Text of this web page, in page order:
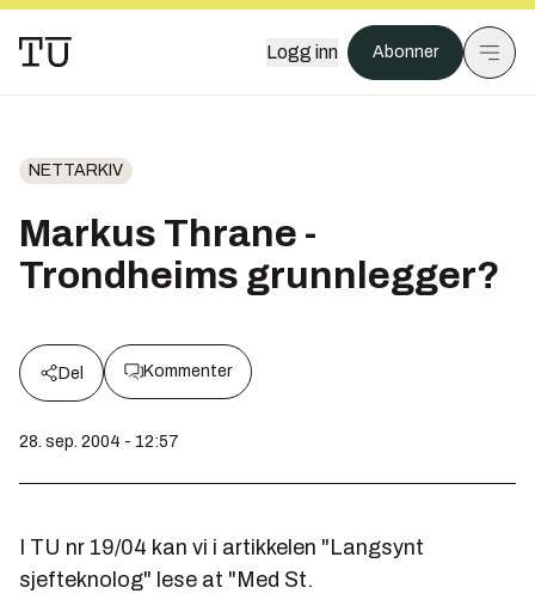
Logg inn Abonner
NETTARKIV
Markus Thrane -
Trondheims grunnlegger?
Del Kommenter
28. sep. 2004 - 12:57
I TU nr 19/04 kan vi i artikkelen "Langsynt
sjefteknolog" lese at "Med St.